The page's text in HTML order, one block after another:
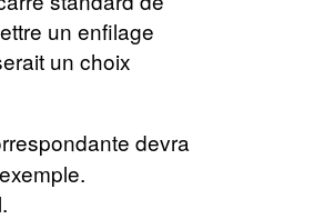
un enfilage
un choix
devra